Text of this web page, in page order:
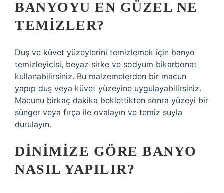
BANYOYU EN GÜZEL NE
TEMIZLER?
Duş ve küvet yüzeylerini temizlemek için banyo
temizleyicisi, beyaz sirke ve sodyum bikarbonat
kullanabilirsiniz. Bu malzemelerden bir macun
yapıp duş veya küvet yüzeyine uygulayabilirsiniz.
Macunu birkaç dakika beklettikten sonra yüzeyi bir
sünger veya fırça ile ovalayın ve temiz suyla
durulayın.
DINIMIZE GÖRE BANYO
NASIL YAPILIR?